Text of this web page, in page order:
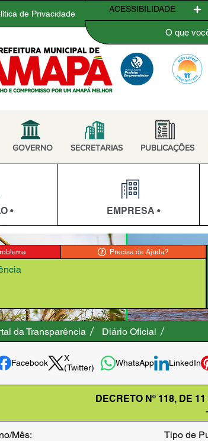
de Privacidade ACESSIBILIDADE
GOVERNO SECRETARIAS PUBLICAÇÕES
• EMPRESA •
Precisa de Ajuda?
da Transparência Diário Oficial
Facebook
X
(Twitter)
WhatsApp LinkedIn
DECRETO Nº 118, DE
-
Mês:
Tipo de